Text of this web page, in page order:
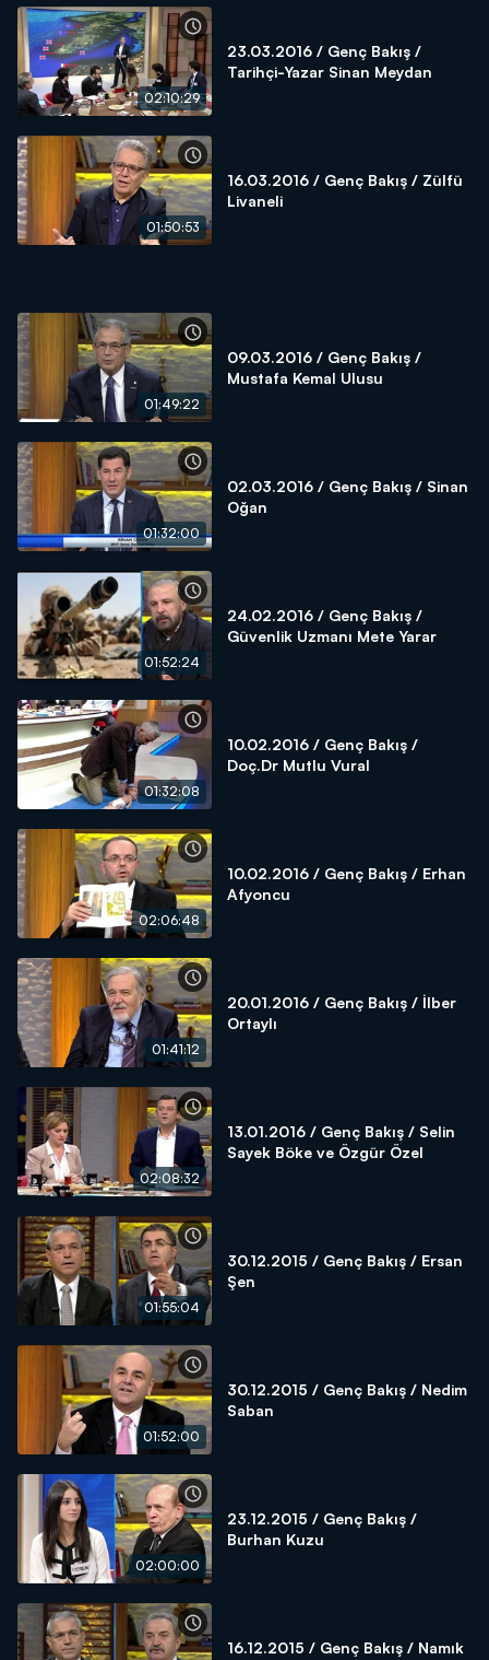
02:10:29
23.03.2016 / Genç Bakış /
Tarihçi-Yazar Sinan Meydan
01:50:53
16.03.2016 / Genç Bakış / Zülfü
Livaneli
01:49:22
09.03.2016 / Genç Bakış /
Mustafa Kemal Ulusu
01:32:00
02.03.2016 / Genç Bakış / Sinan
Oğan
01:52:24
24.02.2016 / Genç Bakış /
Güvenlik Uzmanı Mete Yarar
01:32:08
10.02.2016 / Genç Bakış /
Doç.Dr Mutlu Vural
02:06:48
10.02.2016 / Genç Bakış / Erhan
Afyoncu
01:41:12
20.01.2016 / Genç Bakış / İlber
Ortaylı
02:08:32
13.01.2016 / Genç Bakış / Selin
Sayek Böke ve Özgür Özel
01:55:04
30.12.2015 / Genç Bakış / Ersan
Şen
01:52:00
30.12.2015 / Genç Bakış / Nedim
Saban
02:00:00
23.12.2015 / Genç Bakış /
Burhan Kuzu
16.12.2015 / Genç Bakış / Namık